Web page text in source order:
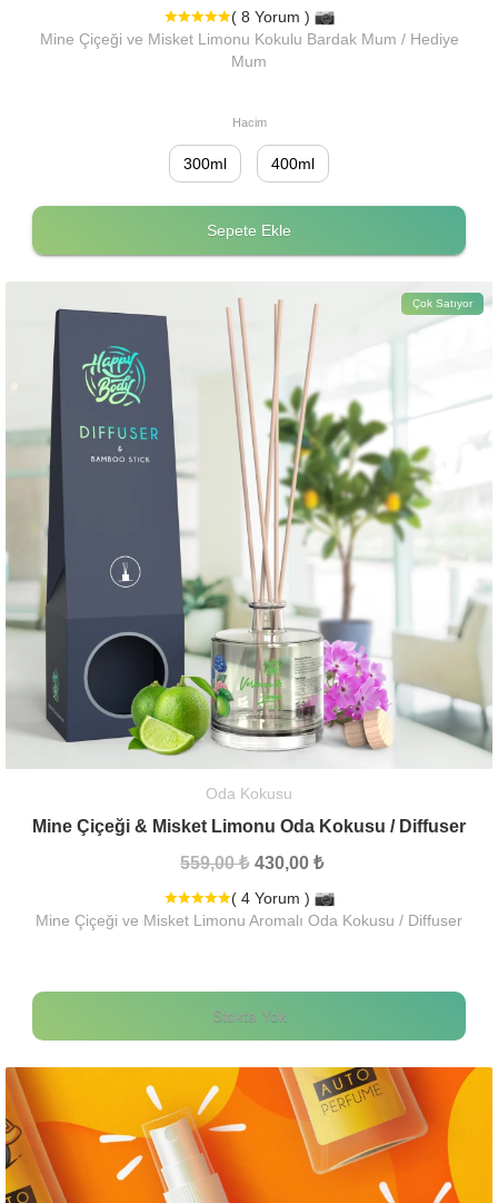
( 8 Yorum )
Mine Çiçeği ve Misket Limonu Kokulu Bardak Mum / Hediye
Mum
Hacim
300ml 400ml
Sepete Ekle
Çok Satıyor
Oda Kokusu
Mine Çiçeği & Misket Limonu Oda Kokusu / Diffuser
559,00 ₺ 430,00 ₺
( 4 Yorum )
Mine Çiçeği ve Misket Limonu Aromalı Oda Kokusu / Diffuser
Stokta Yok